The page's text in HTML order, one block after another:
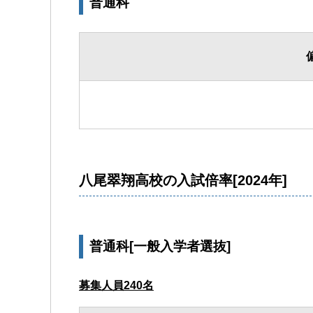
八尾翠翔高校の入試倍率[2024年]
普通科[一般入学者選抜]
募集人員240名